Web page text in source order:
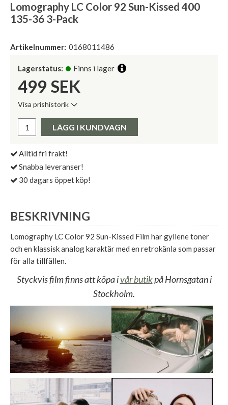
Lomography LC Color 92 Sun-Kissed 400
135-36 3-Pack
Artikelnummer: 0168011486
Lagerstatus: Finns i lager
499 SEK
Visa prishistorik
Pris:
LÄGG I KUNDVAGN
Alltid fri frakt!
Snabba leveranser!
30 dagars öppet köp!
BESKRIVNING
Lomography LC Color 92 Sun-Kissed Film har gyllene toner
och en klassisk analog karaktär med en retrokänla som passar
för alla tillfällen.
Styckvis film finns att köpa ivår butikpå Hornsgatan i
Stockholm.